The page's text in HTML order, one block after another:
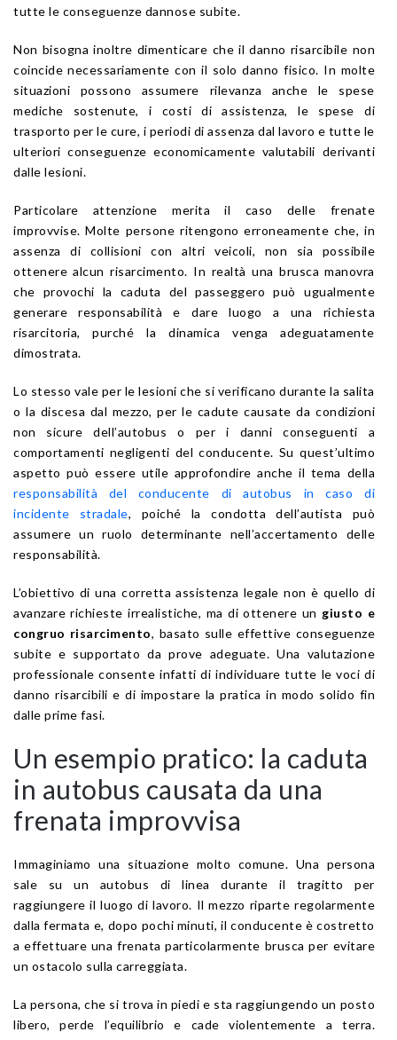
tutte le conseguenze dannose subite.
Non bisogna inoltre dimenticare che il danno risarcibile non
coincide necessariamente con il solo danno fisico. In molte
situazioni possono assumere rilevanza anche le spese
mediche sostenute, i costi di assistenza, le spese di
trasporto per le cure, i periodi di assenza dal lavoro e tutte le
ulteriori conseguenze economicamente valutabili derivanti
dalle lesioni.
Particolare attenzione merita il caso delle frenate
improvvise. Molte persone ritengono erroneamente che, in
assenza di collisioni con altri veicoli, non sia possibile
ottenere alcun risarcimento. In realtà una brusca manovra
che provochi la caduta del passeggero può ugualmente
generare responsabilità e dare luogo a una richiesta
risarcitoria, purché la dinamica venga adeguatamente
dimostrata.
Lo stesso vale per le lesioni che si verificano durante la salita
o la discesa dal mezzo, per le cadute causate da condizioni
non sicure dell’autobus o per i danni conseguenti a
comportamenti negligenti del conducente. Su quest’ultimo
aspetto può essere utile approfondire anche il tema della
responsabilità del conducente di autobus in caso di
incidente stradale, poiché la condotta dell’autista può
assumere un ruolo determinante nell’accertamento delle
responsabilità.
L’obiettivo di una corretta assistenza legale non è quello di
avanzare richieste irrealistiche, ma di ottenere un giusto e
congruo risarcimento, basato sulle effettive conseguenze
subite e supportato da prove adeguate. Una valutazione
professionale consente infatti di individuare tutte le voci di
danno risarcibili e di impostare la pratica in modo solido fin
dalle prime fasi.
Un esempio pratico: la caduta
in autobus causata da una
frenata improvvisa
Immaginiamo una situazione molto comune. Una persona
sale su un autobus di linea durante il tragitto per
raggiungere il luogo di lavoro. Il mezzo riparte regolarmente
dalla fermata e, dopo pochi minuti, il conducente è costretto
a effettuare una frenata particolarmente brusca per evitare
un ostacolo sulla carreggiata.
La persona, che si trova in piedi e sta raggiungendo un posto
libero, perde l’equilibrio e cade violentemente a terra.